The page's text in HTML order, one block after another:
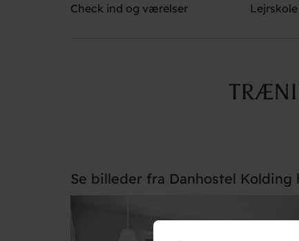
Check ind og værelser Lejrskole
Se billeder fra Danhostel Kolding